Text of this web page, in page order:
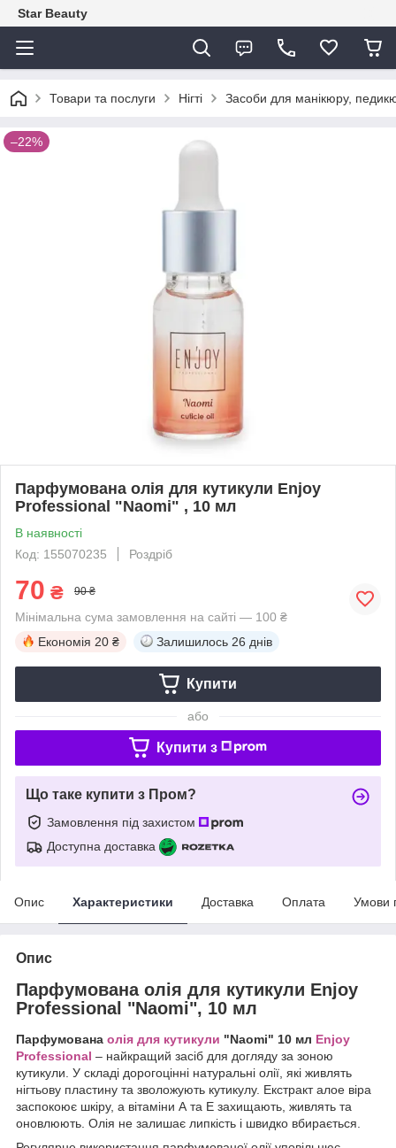
Star Beauty
Товари та послуги Нігті Засоби для манікюру,
–22%
Парфумована олія для кутикули Enjoy
Professional "Naomi" , 10 мл
В наявності
Код: 155070235
Роздріб
70 ₴ 90 ₴
Мінімальна сума замовлення на сайті — 100 ₴
Економія 20 ₴ Залишилось 26 днів
Купити
або
Купити з
Що таке купити з Пром?
Замовлення під захистом
Доступна доставка
Опис Характеристики Доставка Оплата Умови
Опис
Парфумована олія для кутикули Enjoy
Professional "Naomi", 10 мл
Парфумована олія для кутикули "Naomi" 10 мл Enjoy
Professional – найкращий засіб для догляду за зоною
кутикули. У складі дорогоцінні натуральні олії, які живлять
нігтьову пластину та зволожують кутикулу. Екстракт алое віра
заспокоює шкіру, а вітаміни А та Е захищають, живлять та
оновлюють. Олія не залишає липкість і швидко вбирається.